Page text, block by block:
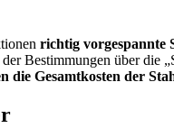
richtig vorgespannte
Bestimmungen über
die Gesamtkosten der